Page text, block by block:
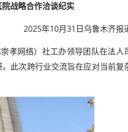
战略合作洽谈纪实
2025年10月31日乌鲁木齐报
孝网络）社工办领导团队在法人
此次跨行业交流旨在应对当前复